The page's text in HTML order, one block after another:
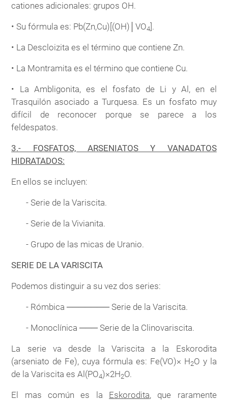
cationes adicionales: grupos OH.
• Su fórmula es: Pb(Zn,Cu)[(OH)│VO4 ].
• La Descloizita es el término que contiene Zn.
• La Montramita es el término que contiene Cu.
• La Ambligonita, es el fosfato de Li y Al, en el
Trasquilón asociado a Turquesa. Es un fosfato muy
difícil de reconocer porque se parece a los
feldespatos.
3.- FOSFATOS, ARSENIATOS Y VANADATOS
HIDRATADOS:
En ellos se incluyen:
- Serie de la Variscita.
- Serie de la Vivianita.
- Grupo de las micas de Uranio.
SERIE DE LA VARISCITA
Podemos distinguir a su vez dos series:
- Rómbica ─────── Serie de la Variscita.
- Monoclínica ─── Serie de la Clinovariscita.
La serie va desde la Variscita a la Eskorodita
(arseniato de Fe), cuya fórmula es: Fe(VO)× H2O y la
de la Variscita es Al(PO4)×2H2O.
El mas común es la Eskorodita, que raramente